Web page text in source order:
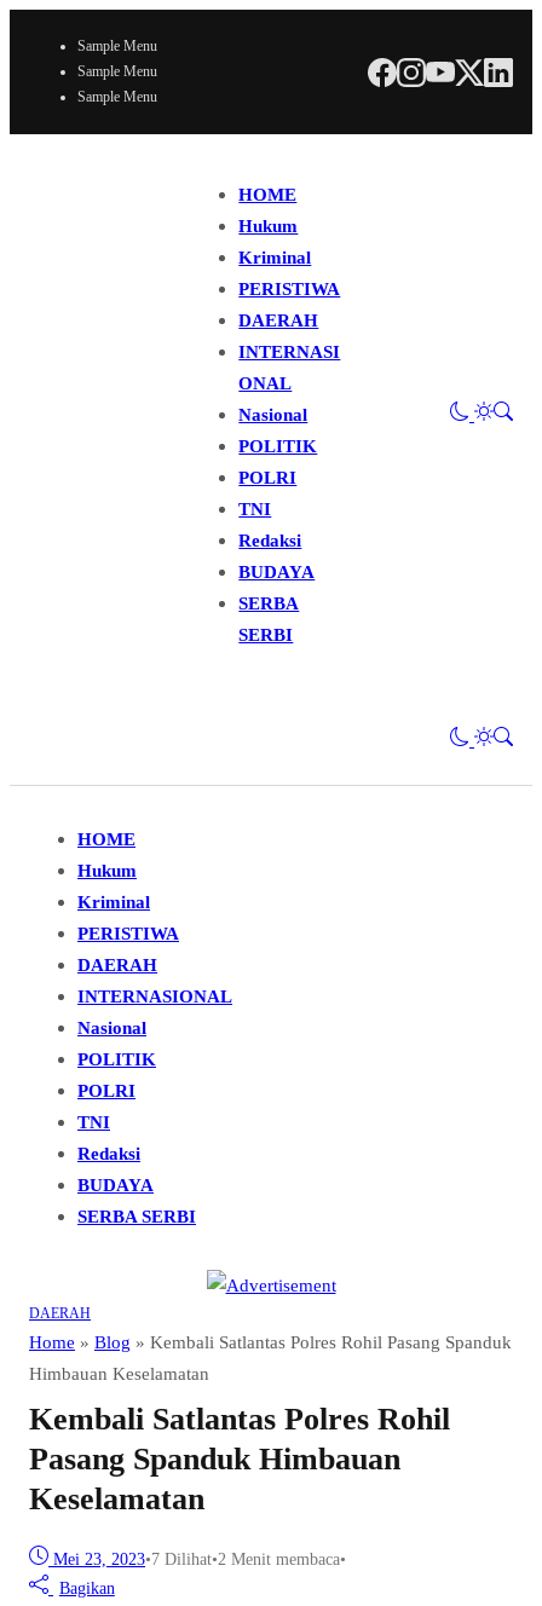
Sample Menu
Sample Menu
Sample Menu
HOME
Hukum
Kriminal
PERISTIWA
DAERAH
INTERNASI
ONAL
Nasional
POLITIK
POLRI
TNI
Redaksi
BUDAYA
SERBA
SERBI
HOME
Hukum
Kriminal
PERISTIWA
DAERAH
INTERNASIONAL
Nasional
POLITIK
POLRI
TNI
Redaksi
BUDAYA
SERBA SERBI
DAERAH
Home » Blog » Kembali Satlantas Polres Rohil Pasang Spanduk
Himbauan Keselamatan
Kembali Satlantas Polres Rohil
Pasang Spanduk Himbauan
Keselamatan
Mei 23, 2023•7 Dilihat•2 Menit membaca•
Bagikan